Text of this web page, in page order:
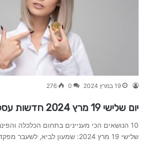
19 במרץ 2024 0
276
יום שלישי 19 מרץ 2024 חדשות עסקים
10 הנושאים הכי מעניינים בתחום הכלכלה
שלישי 19 מרץ 2024: שמעון לביא, לשעבר מפקד מחוז צפון…